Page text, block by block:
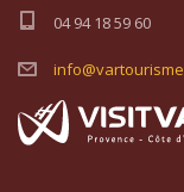
04 94 18 59 60